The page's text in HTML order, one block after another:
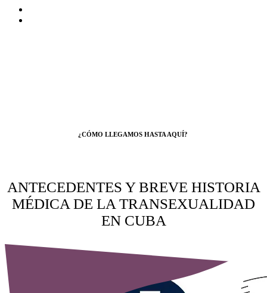
¿CÓMO LLEGAMOS HASTA AQUÍ?
ANTECEDENTES Y BREVE HISTORIA
MÉDICA DE LA TRANSEXUALIDAD
EN CUBA